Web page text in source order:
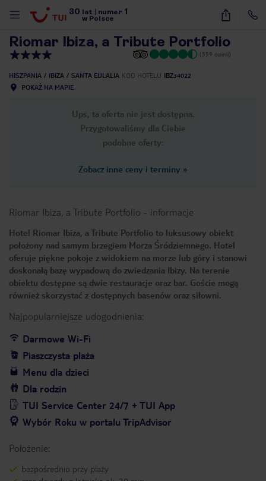
30 lat numer 1
w Polsce
29
Riomar Ibiza, a Tribute Portfolio
(559 opinii)
HISZPANIA IBIZA SANTA EULALIA KOD HOTELU IBZ34022
POKAŻ NA MAPIE
Ups, ta oferta nie jest dostępna.
Przygotowaliśmy dla Ciebie
podobne oferty:
Zobacz inne ceny i terminy »
Riomar Ibiza, a Tribute Portfolio - informacje
Hotel Riomar Ibiza, a Tribute Portfolio to luksusowy obiekt
położony nad samym brzegiem Morza Śródziemnego. Hotel
oferuje piękne pokoje z widokiem na morze lub góry i stanowi
doskonałą bazę wypadową do zwiedzania Ibizy. Na terenie
obiektu dostępne są dwie restauracje oraz bar. Goście mogą
również skorzystać z dostępnych basenów oraz siłowni.
Najpopularniejsze udogodnienia:
Darmowe Wi-Fi
Piaszczysta plaża
Menu dla dzieci
Dla rodzin
TUI Service Center 24/7 + TUI App
Wybór Roku w portalu TripAdvisor
Położenie:
bezpośrednio przy plaży